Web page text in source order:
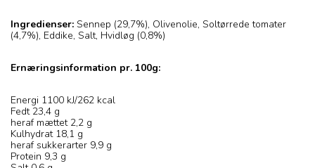
Ingredienser: Sennep (29,7%), Olivenolie, Soltørrede tomater
(4,7%), Eddike, Salt, Hvidløg (0,8%)
Ernæringsinformation pr. 100g:
Energi 1100 kJ/262 kcal
Fedt 23,4 g
heraf mættet 2,2 g
Kulhydrat 18,1 g
heraf sukkerarter 9,9 g
Protein 9,3 g